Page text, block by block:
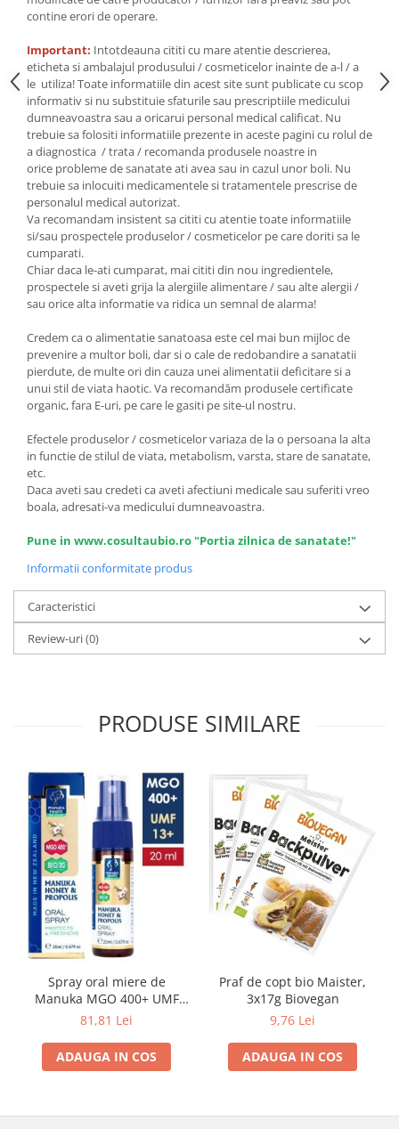
Mixuri, condimente si mirodenii
Mixuri
Condimente
Mirodenii
Maioneza bio
Pesto Bio
Semipreparate
Specialitati si produse asiatice
contine erori de operare.
Important: Intotdeauna cititi cu mare atentie descrierea,
eticheta si ambalajul produsului / cosmeticelor inainte de a-l / a
le utiliza! Toate informatiile din acest site sunt publicate cu scop
informativ si nu substituie sfaturile sau prescriptiile medicului
dumneavoastra sau a oricarui personal medical calificat. Nu
trebuie sa folositi informatiile prezente in aceste pagini cu rolul de
a diagnostica / trata / recomanda produsele noastre in
orice probleme de sanatate ati avea sau in cazul unor boli. Nu
trebuie sa inlocuiti medicamentele si tratamentele prescrise de
personalul medical autorizat.
Va recomandam insistent sa cititi cu atentie toate informatiile
si/sau prospectele produselor / cosmeticelor pe care doriti sa le
cumparati.
Chiar daca le-ati cumparat, mai cititi din nou ingredientele,
prospectele si aveti grija la alergiile alimentare / sau alte alergii /
sau orice alta informatie va ridica un semnal de alarma!
Credem ca o alimentatie sanatoasa este cel mai bun mijloc de
prevenire a multor boli, dar si o cale de redobandire a sanatatii
pierdute, de multe ori din cauza unei alimentatii deficitare si a
unui stil de viata haotic. Va recomandăm produsele certificate
organic, fara E-uri, pe care le gasiti pe site-ul nostru.
Efectele produselor / cosmeticelor variaza de la o persoana la alta
in functie de stilul de viata, metabolism, varsta, stare de sanatate,
etc.
Daca aveti sau credeti ca aveti afectiuni medicale sau suferiti vreo
boala, adresati-va medicului dumneavoastra.
Pune in www.cosultaubio.ro "Portia zilnica de sanatate!"
Informatii conformitate produs
Caracteristici
Review-uri(0)
PRODUSE SIMILARE
Spray oral miere de
Manuka MGO 400+ UMF
13+ cu Propolis (20ml)
81,81 Lei
ADAUGA IN COS
Praf de copt bio Maister,
3x17g Biovegan
9,76 Lei
ADAUGA IN COS